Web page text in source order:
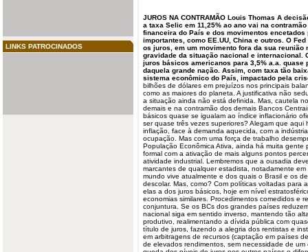
LINKS PATROCINADOS
JUROS NA CONTRAMÃO Louis Thomas A
a taxa Selic em 11,25% ao ano vai na
financeira do País e dos movimentos
importantes, como EE.UU, China e outros. O
os juros, em um movimento fora da sua reunião
gravidade da situação nacional e internacional.
juros básicos americanos para 3,5% a.a.
daquela grande nação. Assim, com taxa tão
sistema econômico do País, impactado pela
bilhões de dólares em prejuízos nos principais
como as maiores do planeta. A justificativa não
a situação ainda não está definida. Mas, cautela
demais e na contramão dos demais Bancos
básicos quase se igualam ao índice inflacionário
ser quase três vezes superiores? Alegam que aqui
inflação, face à demanda aquecida, com a
ocupação. Mas com uma força de trabalho
População Econômica Ativa, ainda há muita gente
formal com a ativação de mais alguns pontos
atividade industrial. Lembremos que a ousadia
marcantes de qualquer estadista, notadamente
mundo vive atualmente e dos quais o Brasil e os
descolar. Mas, como? Com políticas voltadas para
elas a dos juros básicos, hoje em nível
economias similares. Procedimentos comedidos e
conjuntura. Se os BCs dos grandes países
nacional siga em sentido inverso, mantendo tão
produtivo, realimentando a dívida pública com
título de juros, fazendo a alegria dos rentistas e
em arbitragens de recursos (captação em países
de elevados rendimentos, sem necessidade de